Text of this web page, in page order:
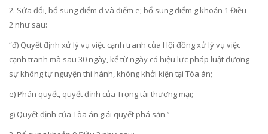
2. Sửa đổi, bổ sung điểm đ và điểm e; bổ sung điểm g khoản 1 Điều
2 như sau:
“đ) Quyết định xử lý vụ việc cạnh tranh của Hội đồng xử lý vụ việc
cạnh tranh mà sau 30 ngày, kể từ ngày có hiệu lực pháp luật đương
sự không tự nguyện thi hành, không khởi kiện tại Tòa án;
e) Phán quyết, quyết định của Trọng tài thương mại;
g) Quyết định của Tòa án giải quyết phá sản.”